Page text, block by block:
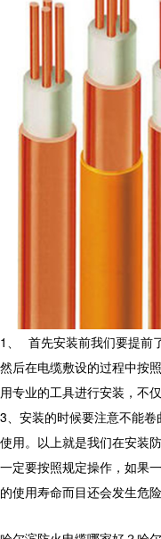
1、
首先安装前我们要提前
然后在电缆敷设的过程中按
用专业的工具进行安装，不
3、安装的时候要注意不能
使用。以上就是我们在安装
一定要按照规定操作，如果
的使用寿命而目还会发生危险